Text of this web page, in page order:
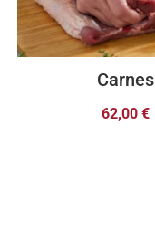
Carnes
62,00 €